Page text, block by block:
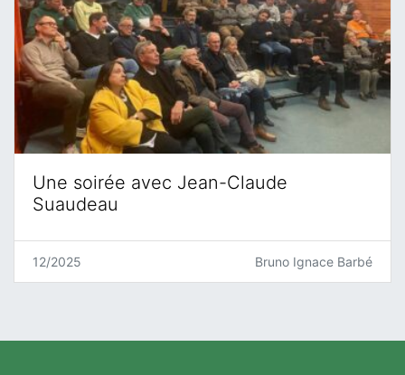
Une soirée avec Jean-Claude
Suaudeau
12/2025 Bruno Ignace Barbé